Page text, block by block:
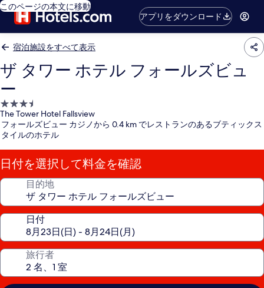
このページの本文に移動
アプリをダウンロード
宿泊施設をすべて表示
ザ タワー ホテル フォールズビュ
ー
3.5
つ
星
宿
泊
施
設
The Tower Hotel Fallsview
フォールズビュー カジノから 0.4 km でレストランのあるブティックス
タイルのホテル
日付を選択して料金を確認
目的地
日付
旅行者